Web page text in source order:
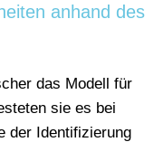
anhand des
das Modell für
sie es bei
der Identifizierung